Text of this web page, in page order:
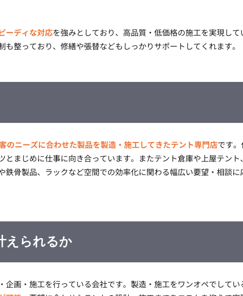
ーディな対応を強みとしており、高品質・低価格の施工を実現して
整っており、修繕や張替などもしっかりサポートしてくれます。
のニーズに合わせた製品を製造・施工してきたテント専門店です
とまじめに仕事に向き合っています。またテント倉庫や上屋テント
鉄骨製品、ラックなど空間での効率化に関わる幅広い要望・相談に
えられるか
企画・施工を行っている会社です。製造・施工をワンオペでしてい